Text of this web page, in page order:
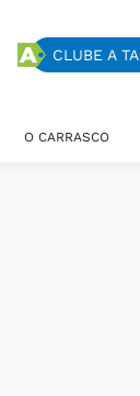
CLUBE A
O CARRASCO